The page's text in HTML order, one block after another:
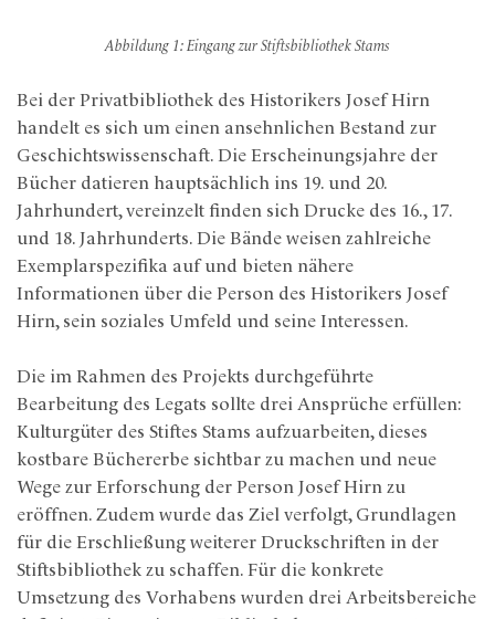
Abbildung 1: Eingang zur Stiftsbibliothek Stams
Bei der Privatbibliothek des Historikers Josef Hirn
handelt es sich um einen ansehnlichen Bestand zur
Geschichtswissenschaft. Die Erscheinungsjahre der
Bücher datieren hauptsächlich ins 19. und 20.
Jahrhundert, vereinzelt finden sich Drucke des 16., 17.
und 18. Jahrhunderts. Die Bände weisen zahlreiche
Exemplarspezifika auf und bieten nähere
Informationen über die Person des Historikers Josef
Hirn, sein soziales Umfeld und seine Interessen.
Die im Rahmen des Projekts durchgeführte
Bearbeitung des Legats sollte drei Ansprüche erfüllen:
Kulturgüter des Stiftes Stams aufzuarbeiten, dieses
kostbare Büchererbe sichtbar zu machen und neue
Wege zur Erforschung der Person Josef Hirn zu
eröffnen. Zudem wurde das Ziel verfolgt, Grundlagen
für die Erschließung weiterer Druckschriften in der
Stiftsbibliothek zu schaffen. Für die konkrete
Umsetzung des Vorhabens wurden drei Arbeitsbereiche